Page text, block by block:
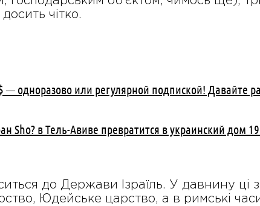
чітко.
одноразово или регулярной подпиской! Давайте
Sho? в Тель-Авиве превратится в украинский дом
до Держави Ізраїль. У давнину ці
Юдейське царство, а в римські